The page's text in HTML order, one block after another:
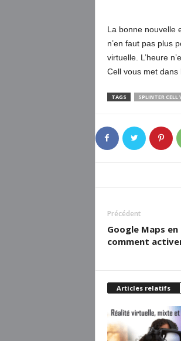
La bonne nouvelle
n’en faut pas plus
virtuelle. L’heure
Cell vous met dans
TAGS SPLINTER CELL
Précédent
Google Maps
comment
Articles relatifs